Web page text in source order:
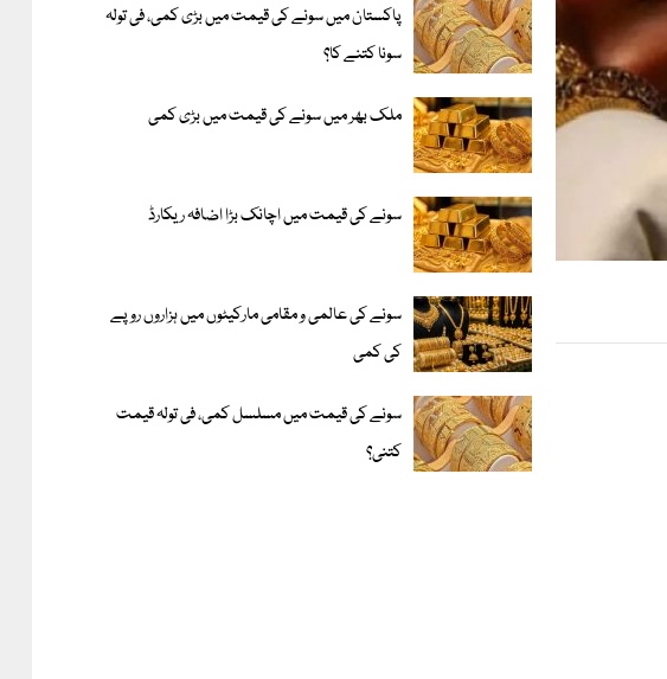
پاکستان میں سونے کی قیمت میں بڑی کمی، فی تولہ
سونا کتنے کا؟
ملک بھر میں سونے کی قیمت میں بڑی کمی
سونے کی قیمت میں اچانک بڑا اضافہ ریکارڈ
سونے کی عالمی و مقامی مارکیٹوں میں ہزاروں روپے
کی کمی
سونے کی قیمت میں مسلسل کمی، فی تولہ قیمت
کتنی؟